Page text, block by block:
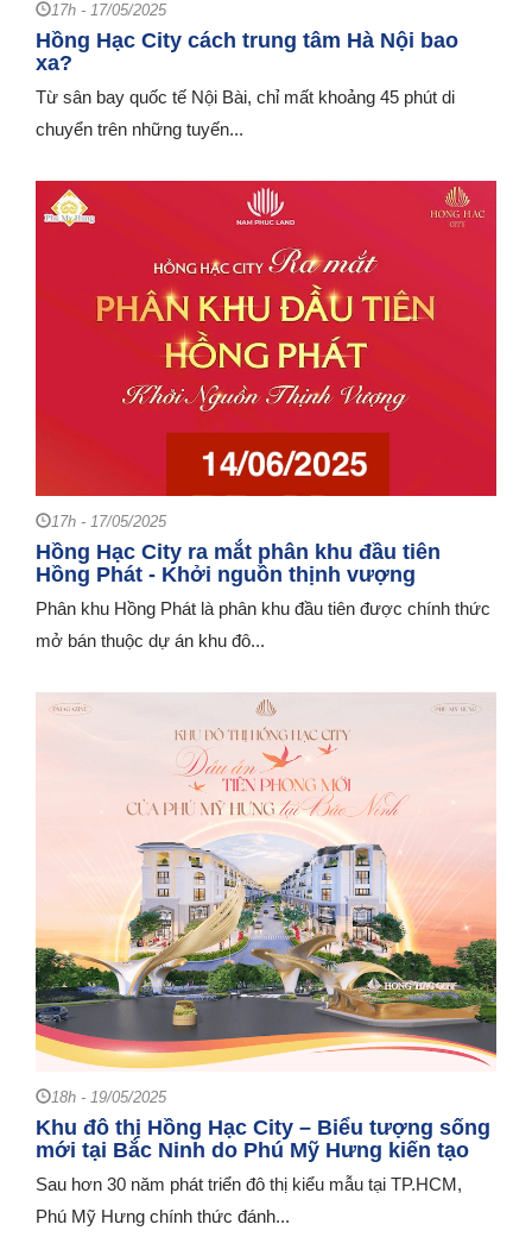
17h - 17/05/2025
Hồng Hạc City cách trung tâm Hà Nội bao
xa?
Từ sân bay quốc tế Nội Bài, chỉ mất khoảng 45 phút di
chuyển trên những tuyến...
17h - 17/05/2025
Hồng Hạc City ra mắt phân khu đầu tiên
Hồng Phát - Khởi nguồn thịnh vượng
Phân khu Hồng Phát là phân khu đầu tiên được chính thức
mở bán thuộc dự án khu đô...
18h - 19/05/2025
Khu đô thị Hồng Hạc City – Biểu tượng sống
mới tại Bắc Ninh do Phú Mỹ Hưng kiến tạo
Sau hơn 30 năm phát triển đô thị kiểu mẫu tại TP.HCM,
Phú Mỹ Hưng chính thức đánh...